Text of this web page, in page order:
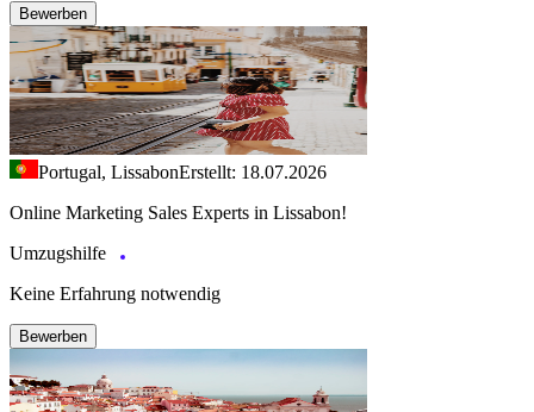
Bewerben
Portugal, LissabonErstellt: 18.07.2026
Online Marketing Sales Experts in Lissabon!
Umzugshilfe
Keine Erfahrung notwendig
Bewerben